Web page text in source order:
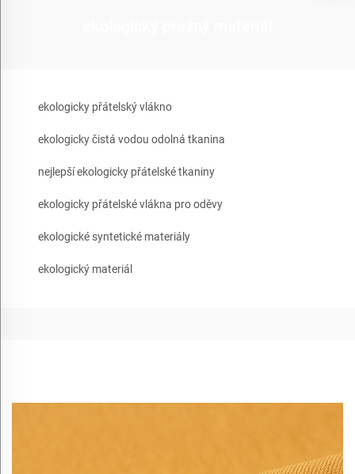
ekologicky přátelský vlákno
ekologicky čistá vodou odolná tkanina
nejlepší ekologicky přátelské tkaniny
ekologicky přátelské vlákna pro oděvy
ekologické syntetické materiály
ekologický materiál